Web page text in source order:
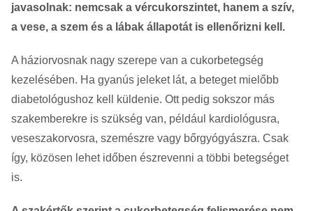
javasolnak: nemcsak a vércukorszintet, hanem a szív,
a vese, a szem és a lábak állapotát is ellenőrizni kell.
A háziorvosnak nagy szerepe van a cukorbetegség
kezelésében. Ha gyanús jeleket lát, a beteget mielőbb
diabetológushoz kell küldenie. Ott pedig sokszor más
szakemberekre is szükség van, például kardiológusra,
veseszakorvosra, szemészre vagy bőrgyógyászra. Csak
így, közösen lehet időben észrevenni a többi betegséget
is.